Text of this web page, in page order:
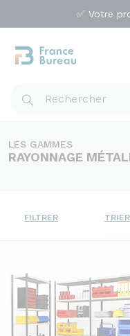
✅ Votre
LES GAMMES
RAYONNAGE
FILTRER TRIER